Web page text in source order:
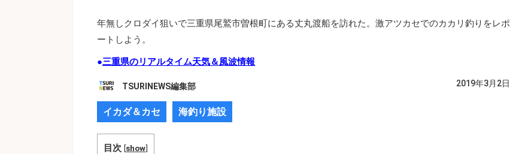
年無しクロダイ狙いで三重県尾鷲市曽根町にある丈丸渡船を訪れた。激アツカセでのカカリ釣りをレポ
ートしよう。
●三重県のリアルタイム天気＆風波情報
TSURINEWS編集部 2019年3月2日
イカダ＆カセ 海釣り施設
目次 [show]